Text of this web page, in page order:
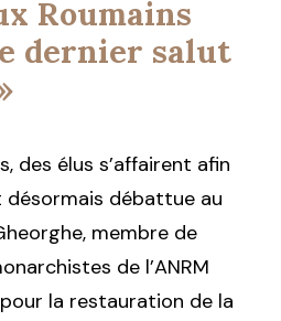
Roumains
dernier salut
des élus s’affairent afin
débattue au
membre de
de l’ANRM
la restauration de la